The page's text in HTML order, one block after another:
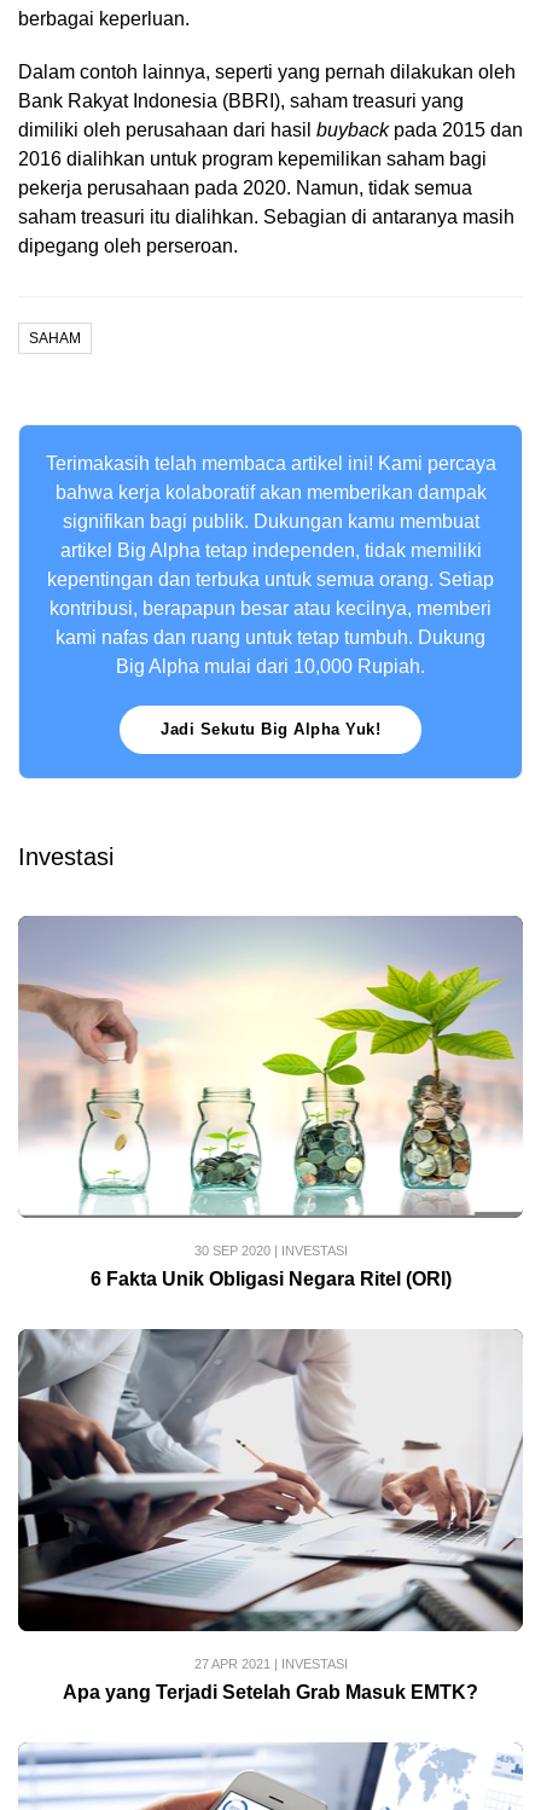
berbagai keperluan.
Dalam contoh lainnya, seperti yang pernah dilakukan oleh
Bank Rakyat Indonesia (BBRI), saham treasuri yang
dimiliki oleh perusahaan dari hasil buybackpada 2015 dan
2016 dialihkan untuk program kepemilikan saham bagi
pekerja perusahaan pada 2020. Namun, tidak semua
saham treasuri itu dialihkan. Sebagian di antaranya masih
dipegang oleh perseroan.
SAHAM
Terimakasih telah membaca artikel ini! Kami percaya
bahwa kerja kolaboratif akan memberikan dampak
signifikan bagi publik. Dukungan kamu membuat
artikel Big Alpha tetap independen, tidak memiliki
kepentingan dan terbuka untuk semua orang. Setiap
kontribusi, berapapun besar atau kecilnya, memberi
kami nafas dan ruang untuk tetap tumbuh. Dukung
Big Alpha mulai dari 10,000 Rupiah.
Jadi Sekutu Big Alpha Yuk!
Investasi
30 SEP 2020| INVESTASI
6 Fakta Unik Obligasi Negara Ritel (ORI)
27 APR 2021 | INVESTASI
Apa yang Terjadi Setelah Grab Masuk EMTK?